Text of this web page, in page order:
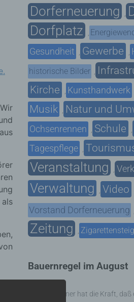
Dorferneuerung ,
Dorfplatz ,
Gesundheit , Gewerbe ,
historische Bilder ,
Kirche , Kunsthandwerk
Musik , Natur und
Ochsenrennen , Schule ,
Tagespflege ,
Veranstaltung ,
Verwaltung , Video
Vorstand Dorferneuerung
Zeitung , Zigarettensteig
Bauernregel im August
August-Donner hat die Kraft,